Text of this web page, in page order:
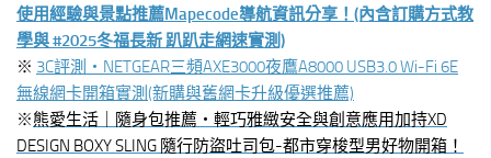
使用經驗與景點推薦Mapecode導航資訊分享！(內含訂購方式教
學與 #2025冬福長新 趴趴走網速實測)
※ 3C評測‧NETGEAR三頻AXE3000夜鷹A8000 USB3.0 Wi-Fi 6E
無線網卡開箱實測(新購與舊網卡升級優選推薦)
※熊愛生活｜隨身包推薦‧輕巧雅緻安全與創意應用加持XD
DESIGN BOXY SLING 隨行防盜吐司包-都市穿梭型男好物開箱！